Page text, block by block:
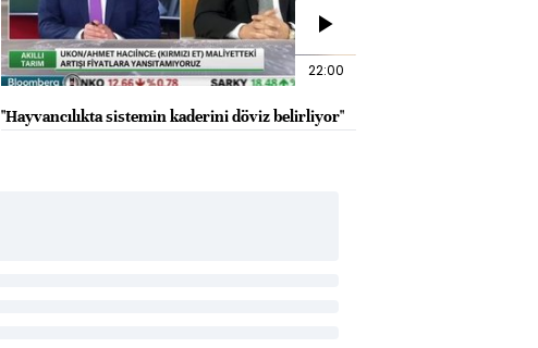
22:00
"Hayvancılıkta sistemin kaderini döviz belirliyor"